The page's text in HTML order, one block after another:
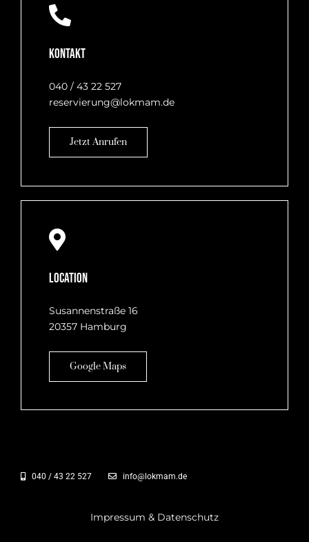
Kontakt
040 / 43 22 527
reservierung@lokmam.de
Jetzt Anrufen
Location
Susannenstraße 16
20357 Hamburg
Google Maps
040 / 43 22 527 info@lokmam.de
Impressum & Datenschutz